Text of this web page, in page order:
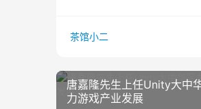
茶馆小二
唐嘉隆先生上任Unity大中
力游戏产业发展